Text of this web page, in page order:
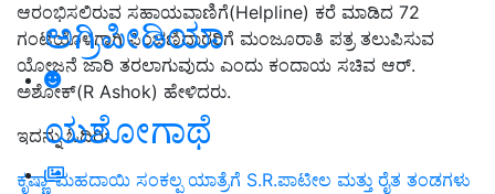
ಅಗ್ರಿಪೀಡಿಯಾ
ಯಶೋಗಾಥೆ
ಆರಂಭಿಸಲಿರುವ ಸಹಾಯವಾಣಿಗೆ(Helpline) ಕರೆ ಮಾಡಿದ 72
ಗಂಟೆಯೊಳಗಾಗಿ ಪಿಂಚಣಿದಾರರಿಗೆ ಮಂಜೂರಾತಿ ಪತ್ರ ತಲುಪಿಸುವ
ಯೋಜನೆ ಜಾರಿ ತರಲಾಗುವುದು ಎಂದು ಕಂದಾಯ ಸಚಿವ ಆರ್‌.
ಅಶೋಕ್‌(R Ashok) ಹೇಳಿದರು.
ಇದನ್ನು ಓದಿರಿ:
ಕೃಷ್ಣಾ-ಮಹದಾಯಿ ಸಂಕಲ್ಪ ಯಾತ್ರೆಗೆ S.R.ಪಾಟೀಲ ಮತ್ತು ರೈತ ತಂಡಗಳು